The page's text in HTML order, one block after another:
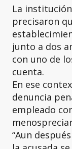
La
precisaron
junto a dos
con uno de
cuenta.
En ese
denuncia
empleado
“Aun